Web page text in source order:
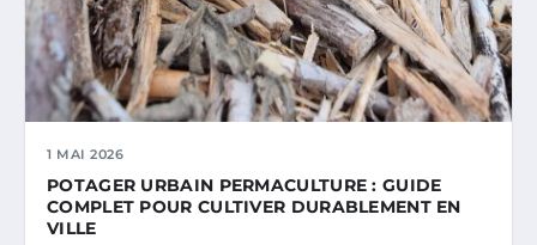
1 MAI 2026
POTAGER URBAIN PERMACULTURE : GUIDE
COMPLET POUR CULTIVER DURABLEMENT EN
VILLE